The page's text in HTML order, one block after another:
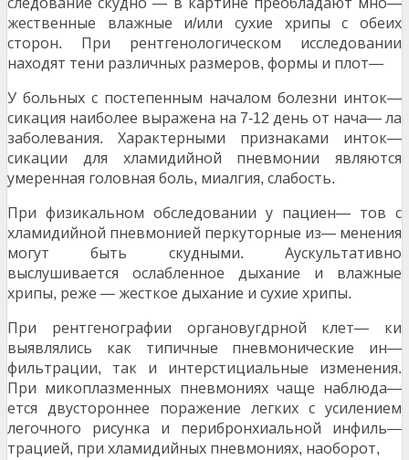
— —
жественные влажные и/или сухие хрипы с обеих
сторон.
При рентгенологическом исследовании
находят тени различных размеров, формы и плот—
У больных с постепенным началом болезни инток—
сикация наиболее выражена на 7-12 день от нача— ла
заболевания. Характерными признаками инток—
сикации для хламидийной пневмонии являются
умеренная головная боль, миалгия, слабость.
При физикальном обследовании у пациен—
тов с
хламидийной пневмонией перкуторные из— менения
могут быть скудными.
Аускультативно
выслушивается ослабленное дыхание и влажные
хрипы, реже — жесткое дыхание и сухие хрипы.
При рентгенографии органовугдрной клет—
ки
выявлялись как типичные пневмонические ин—
фильтрации, так и интерстициальные изменения.
При микоплазменных пневмониях чаще наблюда—
ется двустороннее поражение легких с усилением
легочного рисунка и перибронхиальной инфиль—
трацией, при хламидийных пневмониях, наоборот,